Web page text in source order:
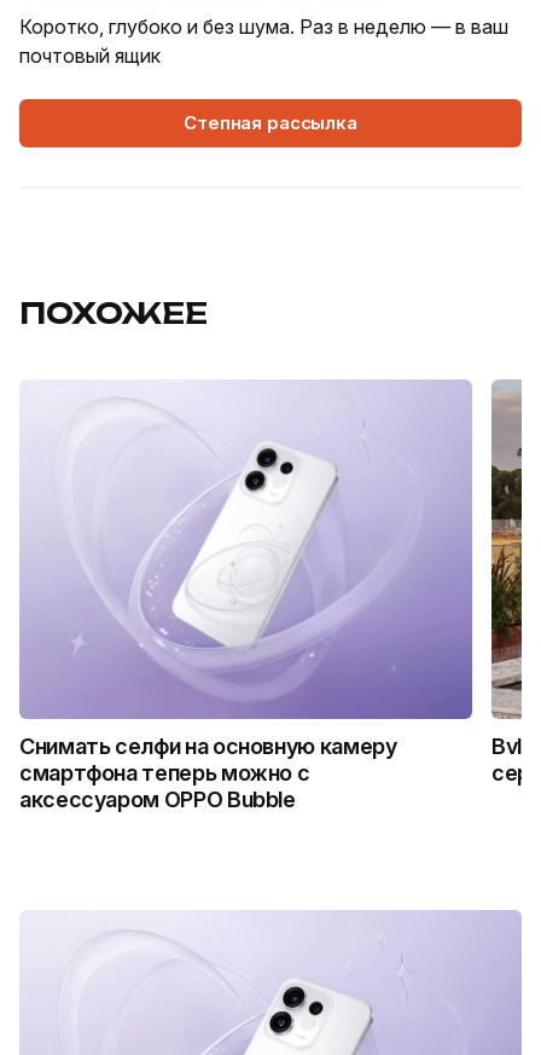
Коротко, глубоко и без шума. Раз в неделю — в ваш
почтовый ящик
Степная рассылка
ПОХОЖЕЕ
Снимать селфи на основную камеру
смартфона теперь можно с
аксессуаром OPPO Bubble